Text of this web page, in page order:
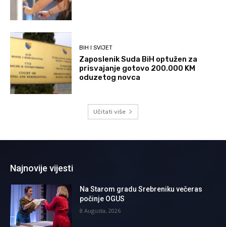
BIH I SVIJET
Zaposlenik Suda BiH optužen za
prisvajanje gotovo 200.000 KM
oduzetog novca
Učitati više
Najnovije vijesti
Na Starom gradu Srebreniku večeras
počinje OGUS
8 Augusta, 2026